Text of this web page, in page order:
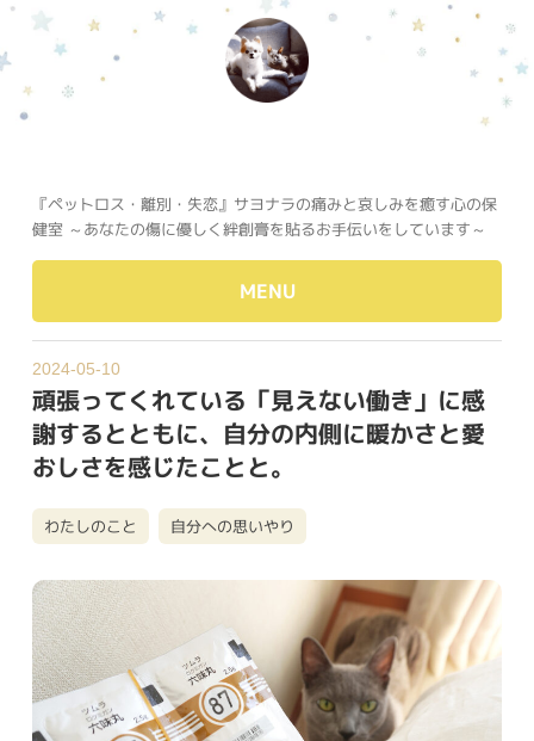
『ペットロス・離別・失恋』サヨナラの痛みと哀しみを癒す心の保
健室 ～あなたの傷に優しく絆創膏を貼るお手伝いをしています～
MENU
2024-05-10
頑張ってくれている「見えない働き」に感
謝するとともに、自分の内側に暖かさと愛
おしさを感じたことと。
わたしのこと 自分への思いやり